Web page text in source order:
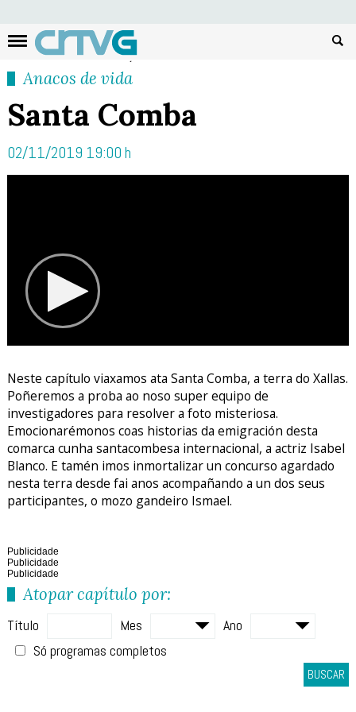
Anacos de vida
Santa Comba
02/11/2019 19:00 h
Neste capítulo viaxamos ata Santa Comba, a terra do Xallas.
Poñeremos a proba ao noso super equipo de
investigadores para resolver a foto misteriosa.
Emocionarémonos coas historias da emigración desta
comarca cunha santacombesa internacional, a actriz Isabel
Blanco. E tamén imos inmortalizar un concurso agardado
nesta terra desde fai anos acompañando a un dos seus
participantes, o mozo gandeiro Ismael.
Publicidade
Publicidade
Publicidade
Atopar capítulo por:
Título Mes
Ano
Só programas completos
BUSCAR